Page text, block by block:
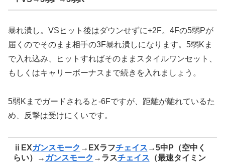
暴れ潰し。VSヒット後はダウンせずに+2F。4Fの5弱Pが
届くのでそのまま相手の3F暴れ潰しになります。5弱Kま
で入れ込み、ヒットすればそのままスタイルワンセット、
もしくはキャリーボーナスまで続きを入れましょう。
5弱Kまでガードされると-6Fですが、距離が離れているた
め、反撃は受けにくいです。
ⅱEXガンスモーク →EXラフチェイス →5中P（空中く
らい）→ ガンスモーク →ラスチェイス （最速タイミン